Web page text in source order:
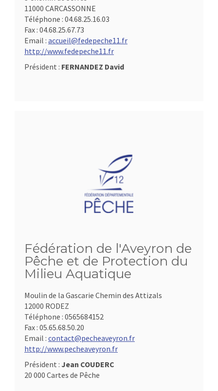
11000 CARCASSONNE
Téléphone : 04.68.25.16.03
Fax : 04.68.25.67.73
Email : accueil@fedepeche11.fr
http://www.fedepeche11.fr
Président : FERNANDEZ David
Fédération de l'Aveyron de
Pêche et de Protection du
Milieu Aquatique
Moulin de la Gascarie Chemin des Attizals
12000 RODEZ
Téléphone : 0565684152
Fax : 05.65.68.50.20
Email : contact@pecheaveyron.fr
http://www.pecheaveyron.fr
Président : Jean COUDERC
20 000 Cartes de Pêche